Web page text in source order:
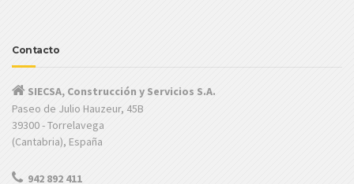
Contacto
SIECSA, Construcción y Servicios S.A.
Paseo de Julio Hauzeur, 45B
39300 - Torrelavega
(Cantabria), España
942 892 411